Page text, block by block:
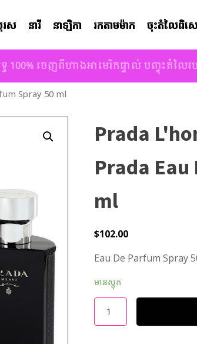
រស នារី នាឡិកា រកតាមម៉ាក ចុះតំលៃពិស
100% ចេញពីហាងអាមេរិកផ្ទាល់ បញ្ចុះតំលៃ
Spray 50 ml
Prada
Prada
ml
$102.00
Eau De Parfum Spray
មានស្តុក